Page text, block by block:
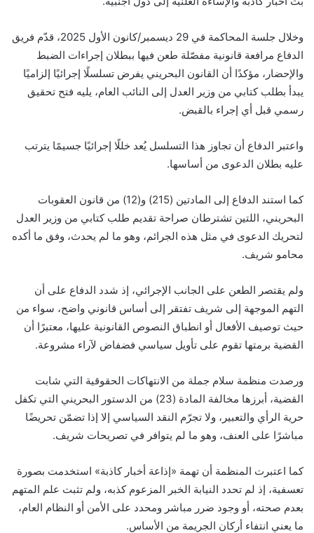
وخلال جلسة المحاكمة في 29 ديسمبر/كانون الأول 2025، قدّم فريق
الدفاع مرافعة قانونية مفصّلة طعن فيها ببطلان إجراءات الضبط
والإحضار، مؤكدًا أن القانون البحريني يفرض تسلسلًا إجرائيًا إلزاميًا
يبدأ بطلب كتابي من وزير العدل إلى النائب العام، يليه فتح تحقيق
رسمي قبل أي إجراء بالقبض.
واعتبر الدفاع أن تجاوز هذا التسلسل يُعد خللًا إجرائيًا جسيمًا يترتب
عليه بطلان الدعوى من أساسها.
كما استند الدفاع إلى المادتين (215) و(12) من قانون العقوبات
البحريني، اللتين تشترطان صراحة تقديم طلب كتابي من وزير العدل
لتحريك الدعوى في مثل هذه الجرائم، وهو ما لم يحدث، وفق ما أكده
محامو شريف.
ولم يقتصر الطعن على الجانب الإجرائي، إذ شدد الدفاع على أن
التهم الموجهة إلى شريف تفتقر إلى أساس قانوني واضح، سواء من
حيث توصيف الأفعال أو انطباق النصوص القانونية عليها، معتبرًا أن
القضية برمتها تقوم على تأويل سياسي فضفاض لآراء مشروعة.
ورصدت منظمة سلام جملة من الانتهاكات الحقوقية التي شابت
القضية، أبرزها مخالفة المادة (23) من الدستور البحريني التي تكفل
حرية الرأي والتعبير، ولا تجرّم النقد السياسي إلا إذا تضمّن تحريضًا
مباشرًا على العنف، وهو ما لم يتوافر في تصريحات شريف.
كما اعتبرت المنظمة أن تهمة «إذاعة أخبار كاذبة» استخدمت بصورة
تعسفية، إذ لم تحدد النيابة الخبر المزعوم كذبه، ولم تثبت علم المتهم
بعدم صحته، أو وجود ضرر مباشر ومحدد على الأمن أو النظام العام،
ما يعني انتفاء أركان الجريمة من الأساس.